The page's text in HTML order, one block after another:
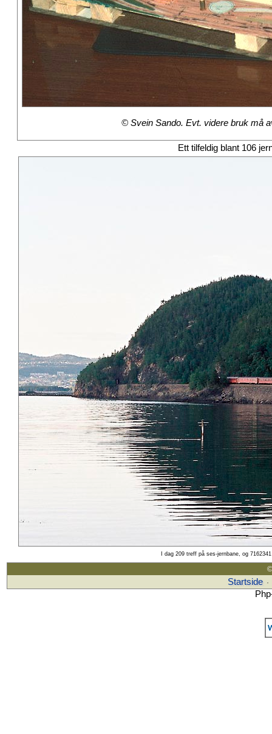
© Svein Sando. Evt. videre bruk må
Ett tilfeldig blant 106
I dag 209 treff på ses-jernbane, og
Startside ·